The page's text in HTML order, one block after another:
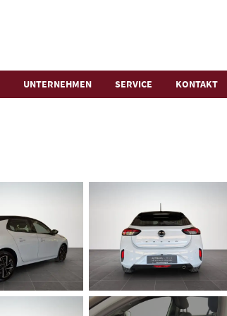
UNTERNEHMEN SERVICE KONTAKT